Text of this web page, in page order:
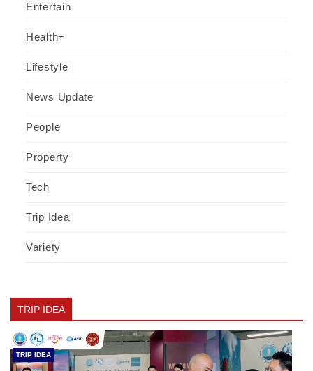
Entertain
Health+
Lifestyle
News Update
People
Property
Tech
Trip Idea
Variety
TRIP IDEA
TRIP IDEA